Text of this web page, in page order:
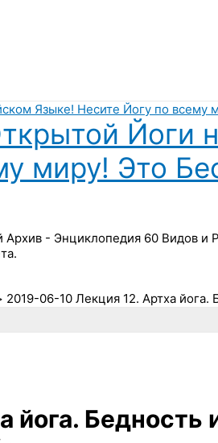
Йоги
миру! Это
Архив - Энциклопедия 60 Видов
2019-06-10 Лекция 12. Артха
йога. Бедность